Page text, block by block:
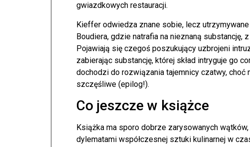
gwiazdkowych restauracji.
Kieffer odwiedza znane sobie, lecz
Boudiera, gdzie natrafia na nieznaną substancję,
Pojawiają się czegoś poszukujący uzbrojeni
zabierając substancję, której skład intryguje go
dochodzi do rozwiązania tajemnicy czatwy,
szczęśliwe (epilog!).
Co jeszcze w książce
Książka ma sporo dobrze zarysowanych
dylematami współczesnej sztuki kulinarnej w